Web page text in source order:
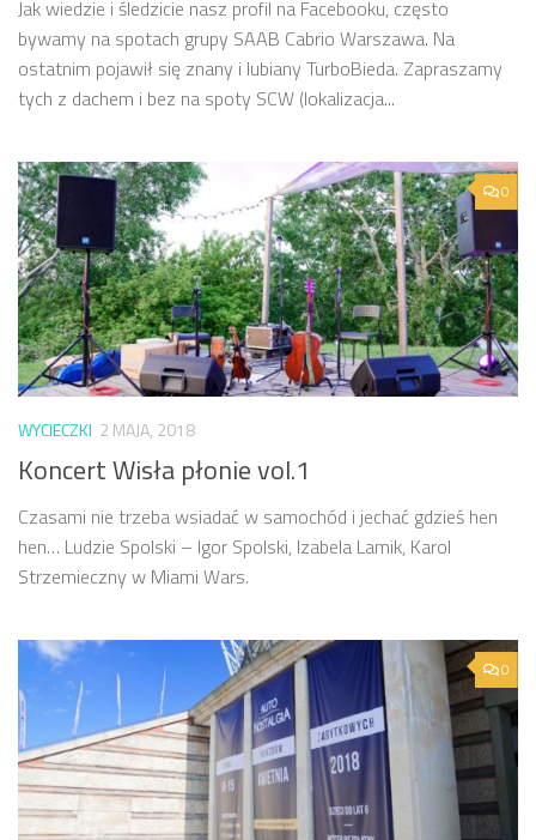
Jak wiedzie i śledzicie nasz profil na Facebooku, często
bywamy na spotach grupy SAAB Cabrio Warszawa. Na
ostatnim pojawił się znany i lubiany TurboBieda. Zapraszamy
tych z dachem i bez na spoty SCW (lokalizacja...
0
WYCIECZKI 2 MAJA, 2018
Koncert Wisła płonie vol.1
Czasami nie trzeba wsiadać w samochód i jechać gdzieś hen
hen… Ludzie Spolski – Igor Spolski, Izabela Lamik, Karol
Strzemieczny w Miami Wars.
0